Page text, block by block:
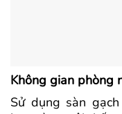
Không gian phòng
Sử dụng sàn